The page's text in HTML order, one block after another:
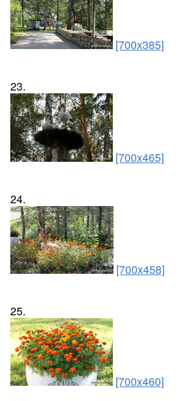
[700x385]
23.
[700x465]
24.
[700x458]
25.
[700x460]